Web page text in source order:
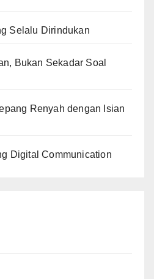
Selalu Dirindukan
Bukan Sekadar Soal
Renyah dengan Isian
Digital Communication